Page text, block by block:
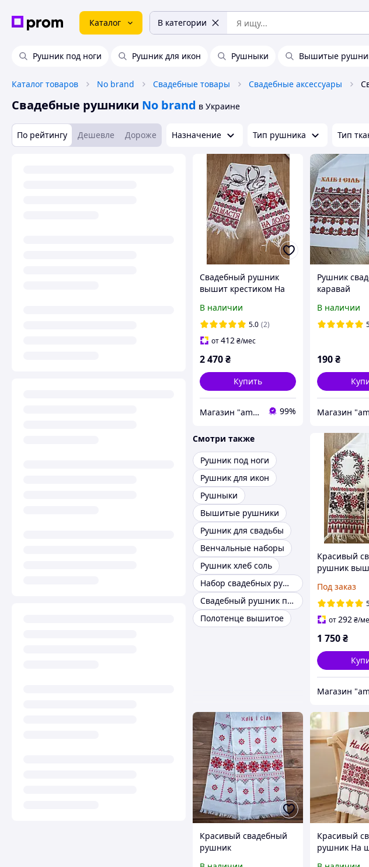
Каталог В категории
Рушник под ноги Рушник для икон Рушныки Вышитые
Каталог товаров No brand Свадебные товары Свадебные аксессуары
Свадебные рушники No brand в Украине
По рейтингу Дешевле Дороже Назначение Тип рушника Тип
Свадебный рушник
вышит крестиком На
200х34 см Свадебный
рушник с ручной
вышивкой
В наличии
5.0 (2)
от412₴/мес
2 470₴
Купить
Магазин "amourshop.net" (Амуршоп) 99%
Рушник
каравай
В наличии
190₴
Смотри также
Рушник под ноги
Рушник для икон
Рушныки
Вышитые рушники
Рушник для свадьбы
Венчальные наборы
Рушник хлеб соль
Набор свадебных рушников
Свадебный рушник под ноги
Полотенце вышитое
Красивый
рушник
Под заказ
от292₴/
1 750₴
Красивый свадебный
рушник
Красивый
рушник На